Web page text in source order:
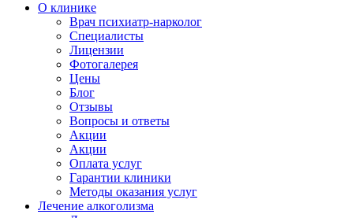
О клинике
Врач психиатр-нарколог
Специалисты
Лицензии
Фотогалерея
Цены
Блог
Отзывы
Вопросы и ответы
Акции
Акции
Оплата услуг
Гарантии клиники
Методы оказания услуг
Лечение алкоголизма